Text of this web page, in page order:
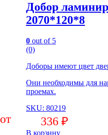
Добор
2070*120*8
0 out of 5
(0)
Доборы имеют цвет
Они необходимы для
проемах.
SKU: 80219
336 ₽
В корзину